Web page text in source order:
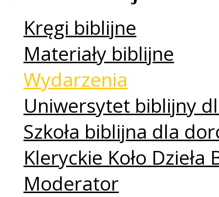
Kręgi biblijne
Materiały biblijne
Wydarzenia
Uniwersytet biblijny
Szkoła biblijna dla
Kleryckie Koło
Moderator